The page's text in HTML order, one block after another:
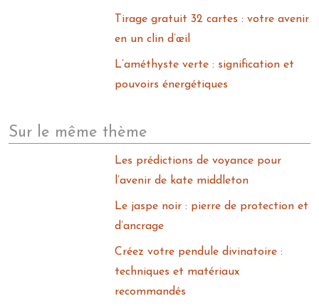
Tirage gratuit 32 cartes : votre avenir
en un clin d’œil
L’améthyste verte : signification et
pouvoirs énergétiques
Sur le même thème
Les prédictions de voyance pour
l’avenir de kate middleton
Le jaspe noir : pierre de protection et
d’ancrage
Créez votre pendule divinatoire :
techniques et matériaux
recommandés